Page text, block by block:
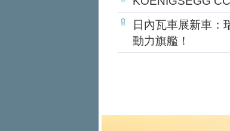
日內瓦車展新車：
動力旗艦！